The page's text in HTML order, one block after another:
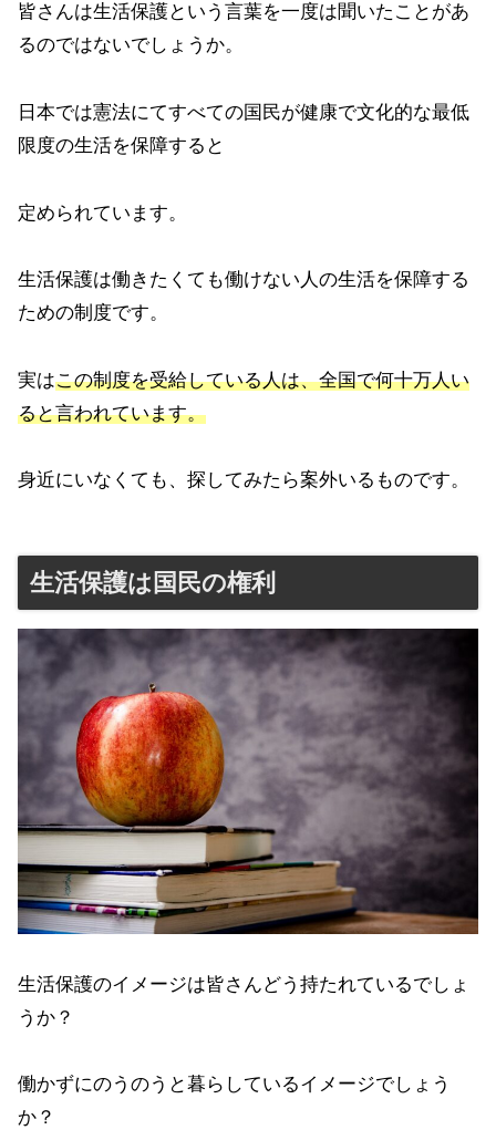
皆さんは生活保護という言葉を一度は聞いたことがあ
るのではないでしょうか。
日本では憲法にてすべての国民が健康で文化的な最低
限度の生活を保障すると
定められています。
生活保護は働きたくても働けない人の生活を保障する
ための制度です。
実はこの制度を受給している人は、全国で何十万人い
ると言われています。
身近にいなくても、探してみたら案外いるものです。
生活保護は国民の権利
生活保護のイメージは皆さんどう持たれているでしょ
うか？
働かずにのうのうと暮らしているイメージでしょう
か？